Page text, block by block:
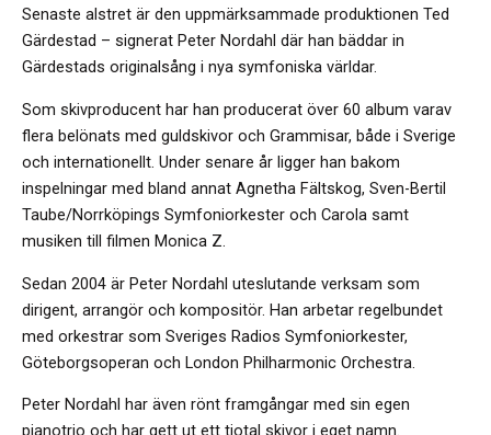
Senaste alstret är den uppmärksammade produktionen Ted
Gärdestad – signerat Peter Nordahl där han bäddar in
Gärdestads originalsång i nya symfoniska världar.
Som skivproducent har han producerat över 60 album varav
flera belönats med guldskivor och Grammisar, både i Sverige
och internationellt. Under senare år ligger han bakom
inspelningar med bland annat Agnetha Fältskog, Sven-Bertil
Taube/Norrköpings Symfoniorkester och Carola samt
musiken till filmen Monica Z.
Sedan 2004 är Peter Nordahl uteslutande verksam som
dirigent, arrangör och kompositör. Han arbetar regelbundet
med orkestrar som Sveriges Radios Symfoniorkester,
Göteborgsoperan och London Philharmonic Orchestra.
Peter Nordahl har även rönt framgångar med sin egen
pianotrio och har gett ut ett tiotal skivor i eget namn.